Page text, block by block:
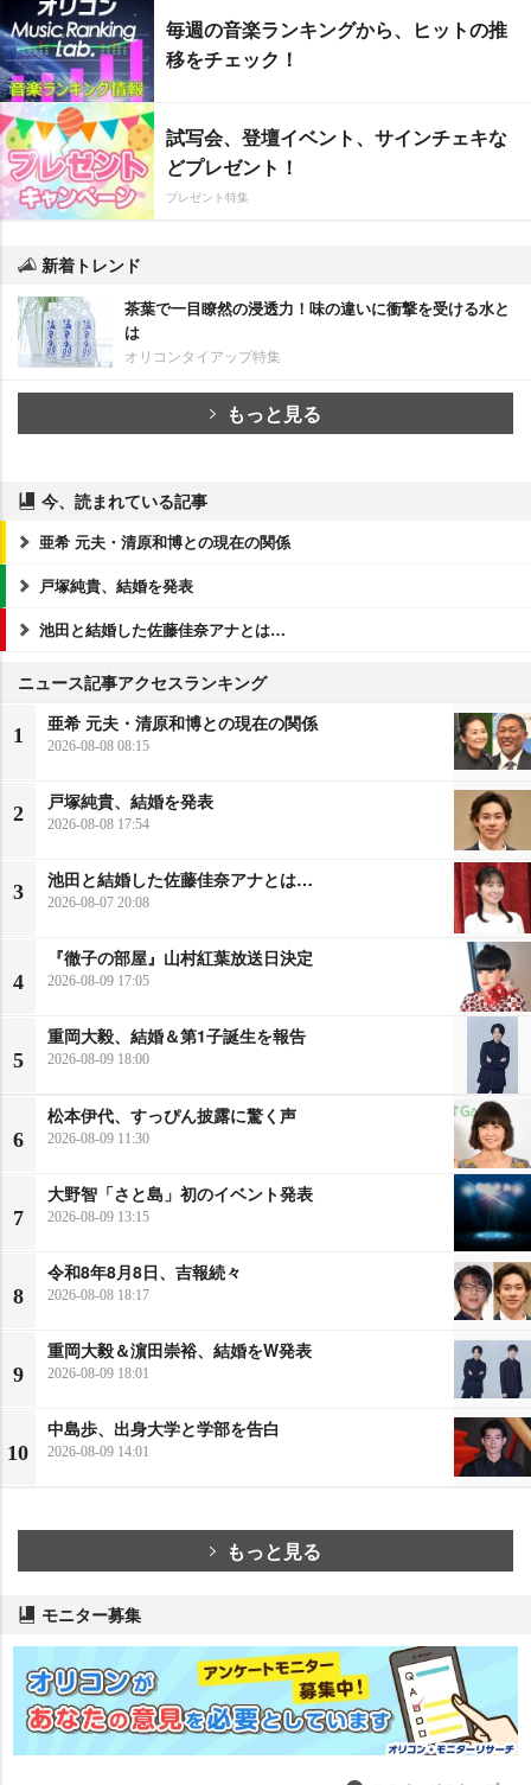
毎週の音楽ランキングから、ヒットの推
移をチェック！
試写会、登壇イベント、サインチェキな
どプレゼント！
プレゼント特集
新着トレンド
茶葉で一目瞭然の浸透力！味の違いに衝撃を受ける水と
は
オリコンタイアップ特集
もっと見る
今、読まれている記事
亜希 元夫・清原和博との現在の関係
戸塚純貴、結婚を発表
池田と結婚した佐藤佳奈アナとは…
ニュース記事アクセスランキング
1
亜希 元夫・清原和博との現在の関係
2026-08-08 08:15
2
戸塚純貴、結婚を発表
2026-08-08 17:54
3
池田と結婚した佐藤佳奈アナとは…
2026-08-07 20:08
4
『徹子の部屋』山村紅葉放送日決定
2026-08-09 17:05
5
重岡大毅、結婚＆第1子誕生を報告
2026-08-09 18:00
6
松本伊代、すっぴん披露に驚く声
2026-08-09 11:30
7
大野智「さと島」初のイベント発表
2026-08-09 13:15
8
令和8年8月8日、吉報続々
2026-08-08 18:17
9
重岡大毅＆濵田崇裕、結婚をW発表
2026-08-09 18:01
10
中島歩、出身大学と学部を告白
2026-08-09 14:01
もっと見る
モニター募集